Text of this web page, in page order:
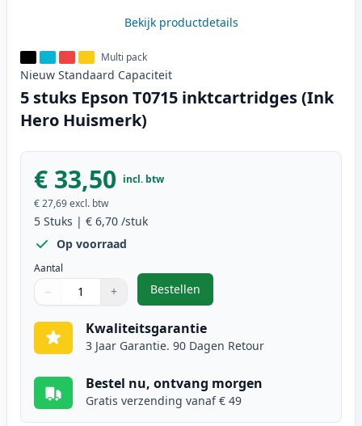
Bekijk productdetails
Multi pack
Nieuw Standaard Capaciteit
5 stuks Epson T0715 inktcartridges (Ink
Hero Huismerk)
€ 33,50 incl. btw
€ 27,69excl. btw
5 Stuks | € 6,70 /stuk
Op voorraad
Aantal
Gebruik de knoppen om aan te passen
− +
1
Bestellen
,5 stuks Epson T0715
Kwaliteitsgarantie
3 Jaar Garantie. 90 Dagen Retour
Bestel nu, ontvang morgen
Gratis verzending vanaf € 49